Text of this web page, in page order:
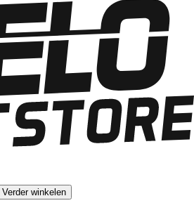
Verder winkelen